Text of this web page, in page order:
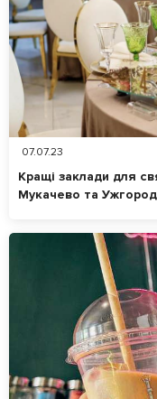
07.07.23
Кращі заклади для
Мукачево та